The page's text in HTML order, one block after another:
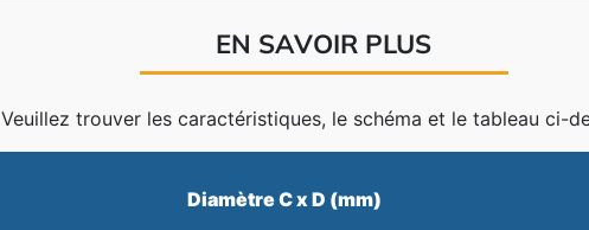
EN SAVOIR PLUS
Veuillez trouver les caractéristiques, le schéma et le tableau ci-
Diamètre C x D (mm)